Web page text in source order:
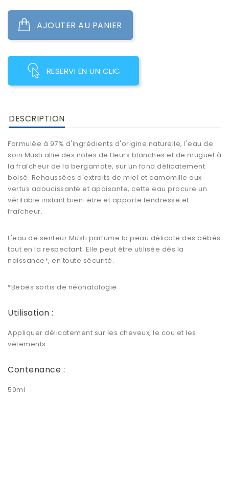
AJOUTER AU PANIER
RESERVI EN UN CLIC
DESCRIPTION
Formulée à 97% d'ingrédients d'origine naturelle, l'eau de
soin Musti allie des notes de fleurs blanches et de muguet à
la fraîcheur de la bergamote, sur un fond délicatement
boisé. Rehaussées d'extraits de miel et camomille aux
vertus adoucissante et apaisante, cette eau procure un
véritable instant bien-être et apporte tendresse et
fraîcheur.
L'eau de senteur Musti parfume la peau délicate des bébés
tout en la respectant. Elle peut être utilisée dès la
naissance*, en toute sécurité.
*Bébés sortis de néonatologie
Utilisation :
Appliquer délicatement sur les cheveux, le cou et les
vêtements
Contenance :
50ml